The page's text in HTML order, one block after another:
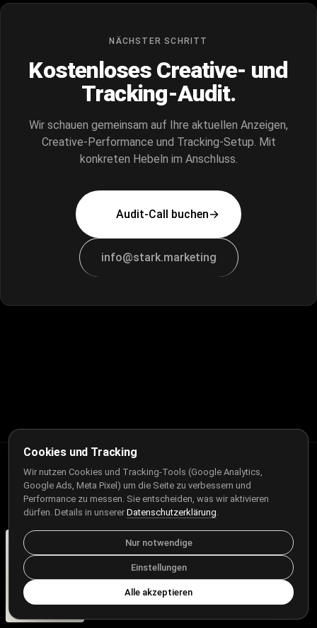
NÄCHSTER SCHRITT
Kostenloses Creative- und
Tracking-Audit.
Wir schauen gemeinsam auf Ihre aktuellen Anzeigen,
Creative-Performance und Tracking-Setup. Mit
konkreten Hebeln im Anschluss.
Audit-Call buchen→
info@stark.marketing
STARK
Online Marketing Agentur
aus Heidelberg. Seit 2016.
Bis zur Unendlichkeit und
noch viel weiter.
Services
Webdesign Heidelberg
Google Ads Agentur
Social Media Ads
WordPress-Agentur
Cookies und Tracking
Wir nutzen Cookies und Tracking-Tools (Google Analytics,
Google Ads, Meta Pixel) um die Seite zu verbessern und
Performance zu messen. Sie entscheiden, was wir aktivieren
dürfen. Details in unserer Datenschutzerklärung.
Nur notwendige
Einstellungen
Alle akzeptieren
SEHR GUT
75 Kundenbewertungen
Kundenbewertungen und Erfahrungen zu
97%
Empfehlungen auf
ProvenExpert.com
SEHR GUT
4,96 / 5,00
29
Bewertungen auf
ProvenExpert.com
Bewertungen von 3
Blick aufs ProvenExpert-Profil werfen